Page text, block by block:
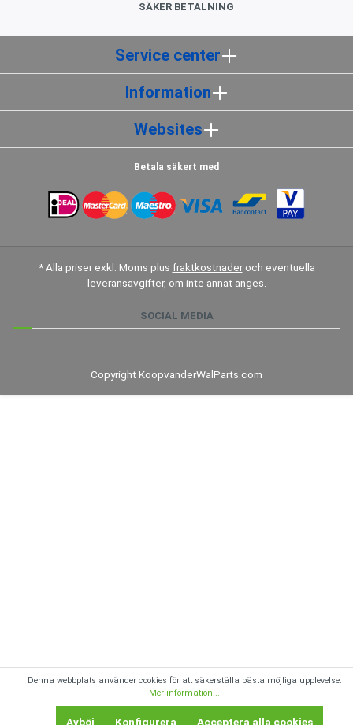
SÄKER BETALNING
Service center
Information
Websites
Betala säkert med
* Alla priser exkl. Moms plus fraktkostnaderoch eventuella
leveransavgifter, om inte annat anges.
SOCIAL MEDIA
Copyright KoopvanderWalParts.com
Denna webbplats använder cookies för att säkerställa bästa möjliga upplevelse.
Mer information...
Avböj Konfigurera Acceptera alla cookies